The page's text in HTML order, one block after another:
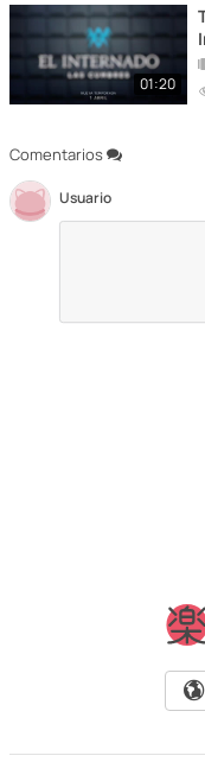
Comentarios
Usuario
01:20